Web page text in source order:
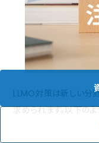
LLMO対策は新しい分
求められます。以下の